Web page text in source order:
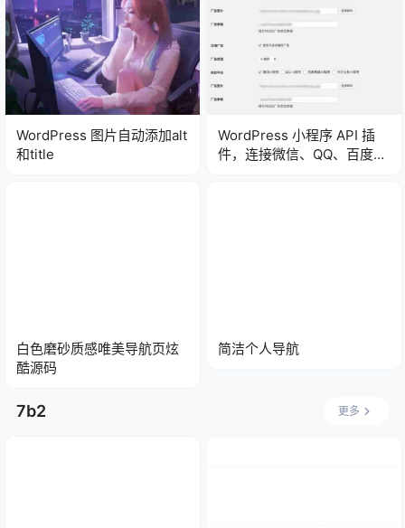
WordPress 图片自动添加alt
和title
WordPress 小程序 API 插
件，连接微信、QQ、百度、
白色磨砂质感唯美导航页炫
酷源码
简洁个人导航
7b2 更多